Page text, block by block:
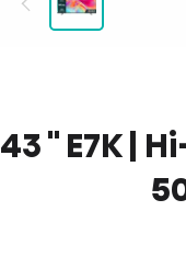
43 '' E7K |